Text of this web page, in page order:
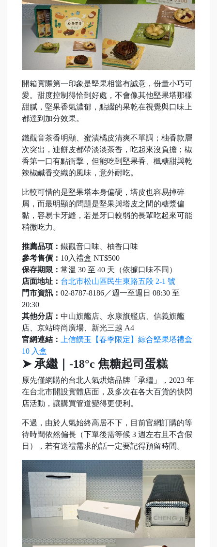
開箱實際第一印象是堅果相當有誠意，份量小巧可
愛。甜度控制得恰到好處，不會像其他堅果塔那樣
甜膩，堅果香氣濃郁，點綴的果乾在視覺與口味上
都達到加分效果。
鐵觀音茶香明顯、蜜漬橘皮清爽不單調；柚香款層
次突出，連餅皮都帶淡淡茶香，吃起來沒負擔；椒
香第一口有點衝擊，但能吃到堅果香、楓糖甜與乾
辣椒鹹香交織的風味，意外耐吃。
比較可惜的是堅果塔本身偏硬，塔皮也容易掉碎
屑，而最明顯的問題是堅果與塔皮之間的糖漿偏
黏，容易卡牙縫，若是牙口較弱的長輩吃起來可能
稍微吃力。
推薦品項： 鐵觀音口味、柚香口味
參考售價： 10入禮盒 NT$500
保存期限： 常溫 30 至 40 天（依據口味不同）
店面地址： 台北市松山區民生東路五段 2-1 號
門市資訊： 02-8787-8186／週一至週日 08:30 至
20:30
其他分店： 中山旗艦店、永康旗艦店、信義旗艦
店、京站時尚廣場、新光三越 A4
官網連結：
上信饌玉【春季限定】綜合堅果塔禮盒
10 入盒
➤ 承繼｜-18°c 焦糖起司蛋糕
原先僅網購的台北人氣烘焙品牌「承繼」，2023 年
在台北市開設實體店面，及多次在各大百貨的快閃
店活動，讓購買管道變得更便利。
不過，由於人氣始終高居不下，目前官網訂購的等
待時間依然偏長（下單後需等候 3 週左右且不含假
日），若有送禮需求的話一定要記得預留時間。